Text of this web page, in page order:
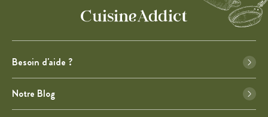
Besoin d'aide ?
Notre Blog